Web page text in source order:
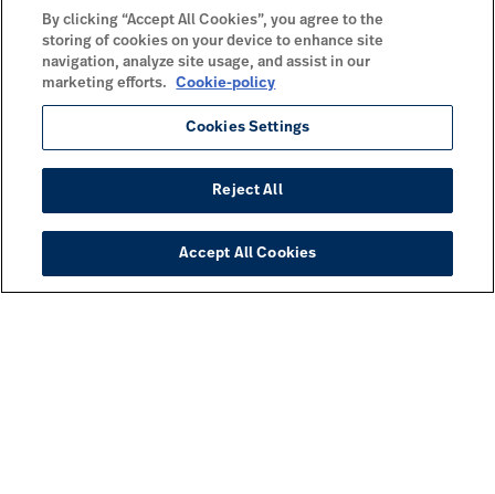
By clicking “Accept All Cookies”, you agree to the
storing of cookies on your device to enhance site
navigation, analyze site usage, and assist in our
marketing efforts.
Cookie-policy
Cookies Settings
Reject All
Accept All Cookies